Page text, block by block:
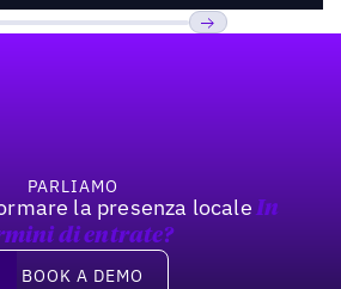
PARLIAMO
la presenza locale In
di entrate?
a demo
BOOK A DEMO